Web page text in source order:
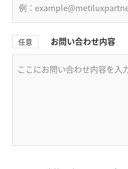
任意 お問い合わせ内容